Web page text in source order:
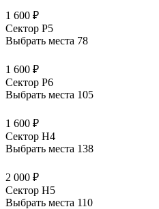
1 600 ₽
Сектор P5
Выбрать места 78
1 600 ₽
Сектор P6
Выбрать места 105
1 600 ₽
Сектор H4
Выбрать места 138
2 000 ₽
Сектор H5
Выбрать места 110